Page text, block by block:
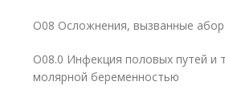
O08 Осложнения, вызванные
O08.0 Инфекция половых путей и
молярной беременностью